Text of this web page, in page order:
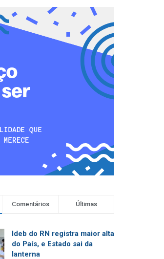
Comentários Últimas
Ideb do RN registra maior alta
do País, e Estado sai da
lanterna